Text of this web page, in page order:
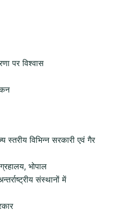
पर विश्वास
स्तरीय विभिन्न सरकारी एवं गैर
भोपाल
संस्थानों में